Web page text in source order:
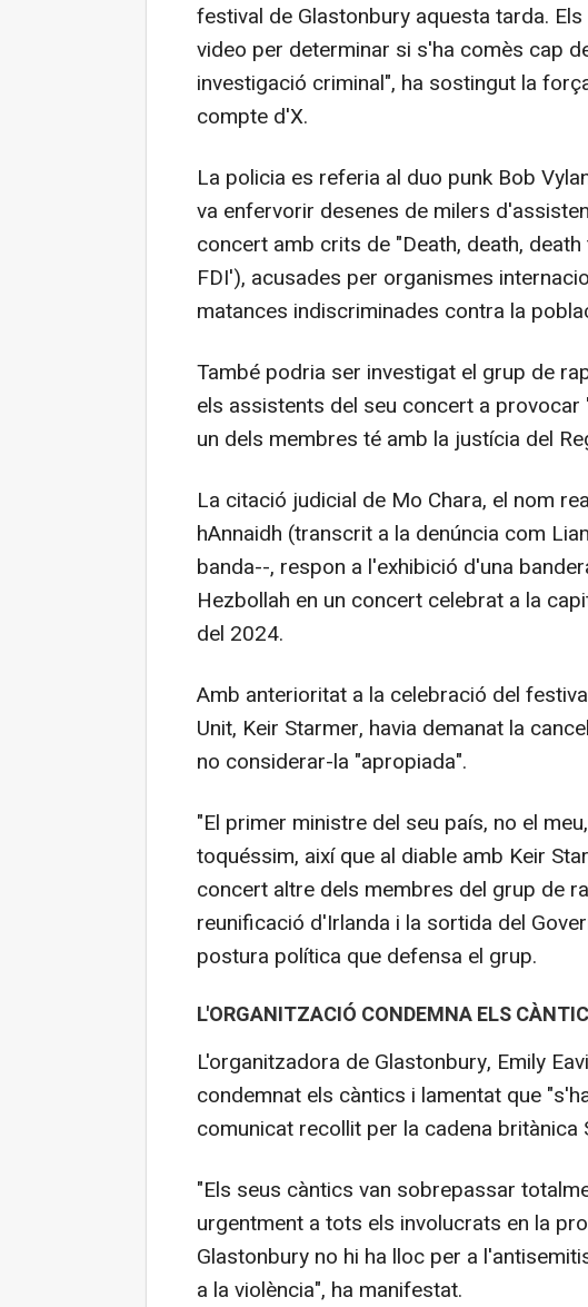
festival de Glastonbury aquesta tarda.
video per determinar si s'ha comès cap
investigació criminal", ha sostingut la
compte d'X.
La policia es referia al duo punk Bob
va enfervorir desenes de milers
concert amb crits de "Death, death,
FDI'), acusades per organismes
matances indiscriminades contra la
També podria ser investigat el grup de
els assistents del seu concert a
un dels membres té amb la justícia del
La citació judicial de Mo Chara, el nom
hAnnaidh (transcrit a la denúncia com
banda--, respon a l'exhibició d'una
Hezbollah en un concert celebrat a la
del 2024.
Amb anterioritat a la celebració del
Unit, Keir Starmer, havia demanat la
no considerar-la "apropiada".
"El primer ministre del seu país, no el
toquéssim, així que al diable amb Keir
concert altre dels membres del grup de
reunificació d'Irlanda i la sortida del
postura política que defensa el grup.
L'ORGANITZACIÓ CONDEMNA ELS
L'organitzadora de Glastonbury, Emily
condemnat els càntics i lamentat que
comunicat recollit per la cadena britànica
"Els seus càntics van sobrepassar
urgentment a tots els involucrats en la
Glastonbury no hi ha lloc per a
a la violència", ha manifestat.